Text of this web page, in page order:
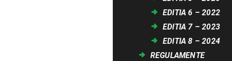
EDITIA 6 – 2022
EDITIA 7 – 2023
EDITIA 8 – 2024
REGULAMENTE